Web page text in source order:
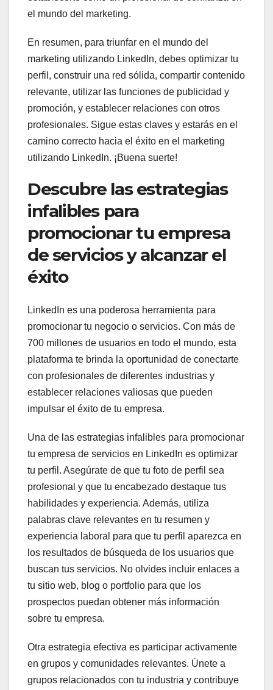
el mundo del marketing.
En resumen, para triunfar en el mundo del
marketing utilizando LinkedIn, debes optimizar tu
perfil, construir una red sólida, compartir contenido
relevante, utilizar las funciones de publicidad y
promoción, y establecer relaciones con otros
profesionales. Sigue estas claves y estarás en el
camino correcto hacia el éxito en el marketing
utilizando LinkedIn. ¡Buena suerte!
Descubre las estrategias
infalibles para
promocionar tu empresa
de servicios y alcanzar el
éxito
LinkedIn es una poderosa herramienta para
promocionar tu negocio o servicios. Con más de
700 millones de usuarios en todo el mundo, esta
plataforma te brinda la oportunidad de conectarte
con profesionales de diferentes industrias y
establecer relaciones valiosas que pueden
impulsar el éxito de tu empresa.
Una de las estrategias infalibles para promocionar
tu empresa de servicios en LinkedIn es optimizar
tu perfil. Asegúrate de que tu foto de perfil sea
profesional y que tu encabezado destaque tus
habilidades y experiencia. Además, utiliza
palabras clave relevantes en tu resumen y
experiencia laboral para que tu perfil aparezca en
los resultados de búsqueda de los usuarios que
buscan tus servicios. No olvides incluir enlaces a
tu sitio web, blog o portfolio para que los
prospectos puedan obtener más información
sobre tu empresa.
Otra estrategia efectiva es participar activamente
en grupos y comunidades relevantes. Únete a
grupos relacionados con tu industria y contribuye